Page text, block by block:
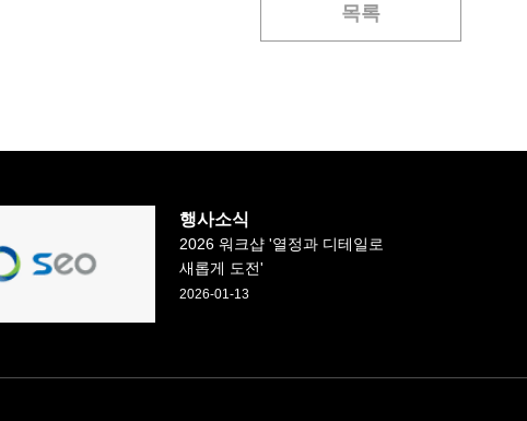
목록
행사소식
2026 워크샵 '열정과 디테일로
새롭게 도전'
2026-01-13